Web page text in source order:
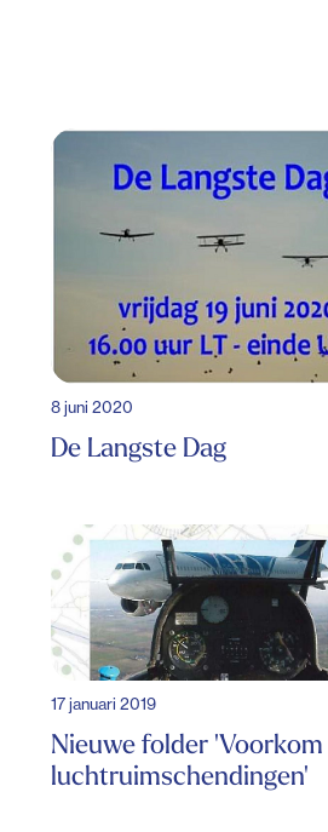
8 juni 2020
De Langste Dag
17 januari 2019
Nieuwe folder 'Voorkom
luchtruimschendingen'